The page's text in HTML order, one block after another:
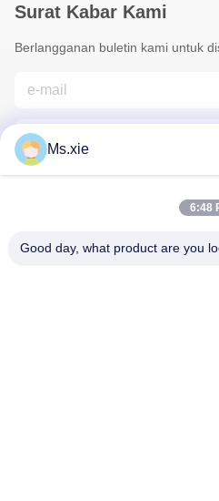
Surat Kabar Kami
Berlangganan buletin kami untuk
Hubungi Kami
Ms.xie
6:48
Good day, what product are you